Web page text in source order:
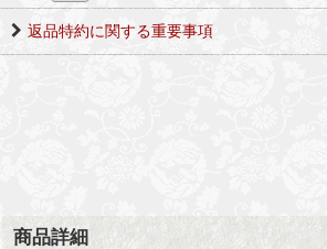
返品特約に関する重要事項
商品詳細